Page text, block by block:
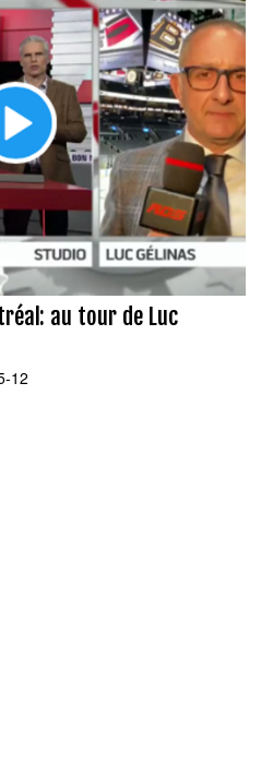
au tour de Luc
12